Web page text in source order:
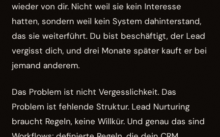
wieder von dir. Nicht weil sie kein Interesse
hatten, sondern weil kein System dahinterstand,
das sie weiterführt. Du bist beschäftigt, der Lead
vergisst dich, und drei Monate später kauft er bei
jemand anderem.
Das Problem ist nicht Vergesslichkeit. Das
Problem ist fehlende Struktur. Lead Nurturing
braucht Regeln, keine Willkür. Und genau das sind